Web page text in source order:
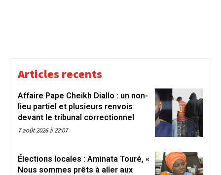
Articles recents
Affaire Pape Cheikh Diallo : un non-
lieu partiel et plusieurs renvois
devant le tribunal correctionnel
7 août 2026 à 22:07
Élections locales : Aminata Touré, «
Nous sommes prêts à aller aux